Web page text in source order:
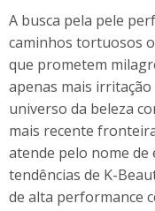
A busca pela pele
caminhos tortuosos
que prometem
apenas mais
universo da beleza
mais recente
atende pelo nome de
tendências de K-
de alta performance